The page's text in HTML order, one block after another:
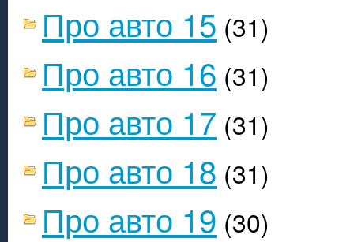
Про авто 15 (31)
Про авто 16 (31)
Про авто 17 (31)
Про авто 18 (31)
Про авто 19 (30)